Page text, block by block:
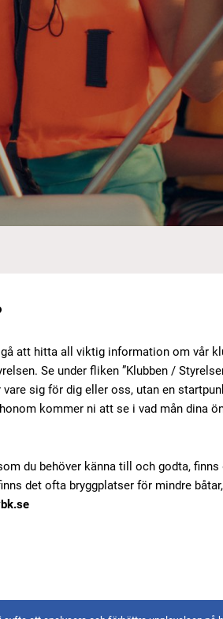
att hitta all viktig information om vår
Se under fliken ”Klubben /
sig för dig eller oss, utan en
kommer ni att se i vad mån dina
du behöver känna till och godta,
det ofta bryggplatser för mindre